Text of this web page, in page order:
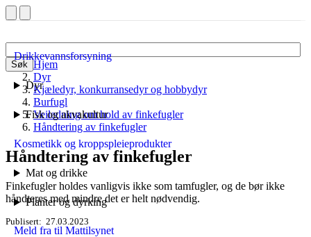
Søk
Drikkevannsforsyning
Dyr
Fisk og akvakultur
Kosmetikk og kroppspleieprodukter
Mat og drikke
Planter og dyrking
Meld fra til Mattilsynet
Hjem
Dyr
Kjæledyr, konkurransedyr og hobbydyr
Burfugl
Veiledning om hold av finkefugler
Håndtering av finkefugler
Håndtering av finkefugler
Finkefugler holdes vanligvis ikke som tamfugler, og de bør ikke
håndteres med mindre det er helt nødvendig.
Publisert 27.03.2023